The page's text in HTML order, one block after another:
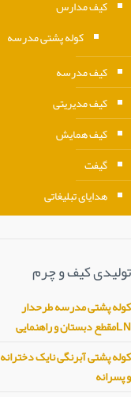
کیف مدارس
کوله پشتی مدرسه
کیف مدرسه
کیف مدیریتی
کیف همایش
گیفت
هدایای تبلیغاتی
تولیدی کیف و چرم
کوله پشتی مدرسه طرحدار
LNمقطع دبستان و راهنمایی
کوله پشتی آبرنگی نایک دخترانه
و پسرانه